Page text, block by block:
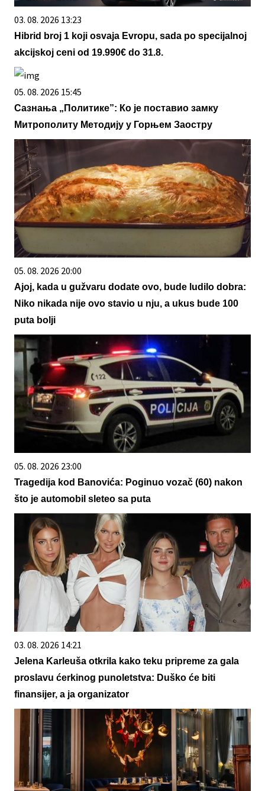
03. 08. 2026 13:23
Hibrid broj 1 koji osvaja Evropu, sada po specijalnoj
akcijskoj ceni od 19.990€ do 31.8.
05. 08. 2026 15:45
Сазнања „Политике”: Ко је поставио замку
Митрополиту Методију у Горњем Заостру
05. 08. 2026 20:00
Ajoj, kada u gužvaru dodate ovo, bude ludilo dobra:
Niko nikada nije ovo stavio u nju, a ukus bude 100
puta bolji
05. 08. 2026 23:00
Tragedija kod Banovića: Poginuo vozač (60) nakon
što je automobil sleteo sa puta
03. 08. 2026 14:21
Jelena Karleuša otkrila kako teku pripreme za gala
proslavu ćerkinog punoletstva: Duško će biti
finansijer, a ja organizator